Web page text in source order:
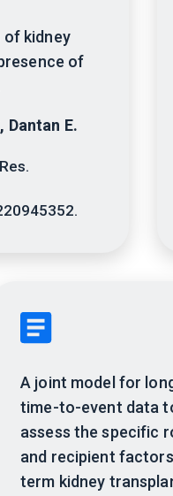
of kidney
of
Dantan E.
A joint model for
time-to-event data
assess the specific
and recipient
term kidney